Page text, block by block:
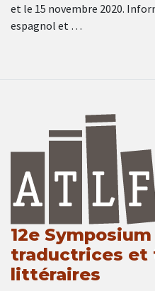
et le 15 novembre 2020.
espagnol et …
12e
traductrices et
littéraires